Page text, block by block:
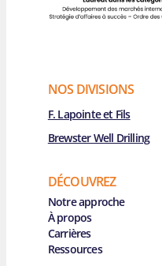
NOS DIVISIONS
F. Lapointe et Fils
Brewster Well Drilling
DÉCOUVREZ
Main Navigation
Notre approche
À propos
Carrières
Ressources